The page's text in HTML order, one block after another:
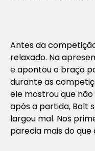
Antes da
relaxado. Na
e apontou o braço
durante as
ele mostrou que
após a partida, Bolt
largou mal. Nos
parecia mais do que